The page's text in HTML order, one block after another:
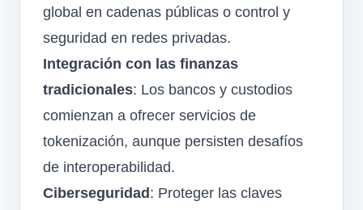
global en cadenas públicas o control y
seguridad en redes privadas.
Integración con las finanzas
tradicionales: Los bancos y custodios
comienzan a ofrecer servicios de
tokenización, aunque persisten desafíos
de interoperabilidad.
Ciberseguridad : Proteger las claves